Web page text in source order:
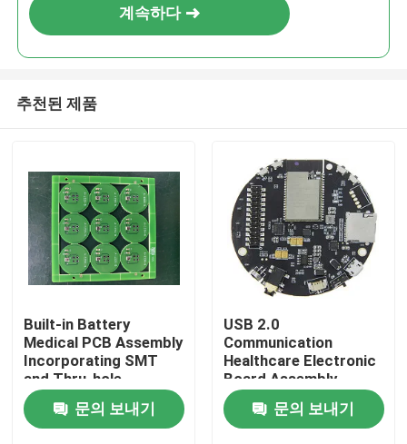
계속하다
추천된 제품
Built-in Battery
Medical PCB Assembly
Incorporating SMT
and Thru-hole
Assembly Details Plus
USB 2.0
Communication for
문의 보내기
USB 2.0
Communication
Healthcare Electronic
Board Assembly
Assembled with ISO
SMT and DIP Lines
Ensuring Medical
문의 보내기